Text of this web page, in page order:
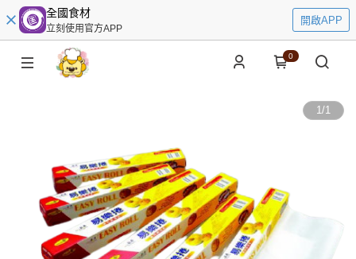
全國食材
立刻使用官方APP
開啟APP
0
1/1